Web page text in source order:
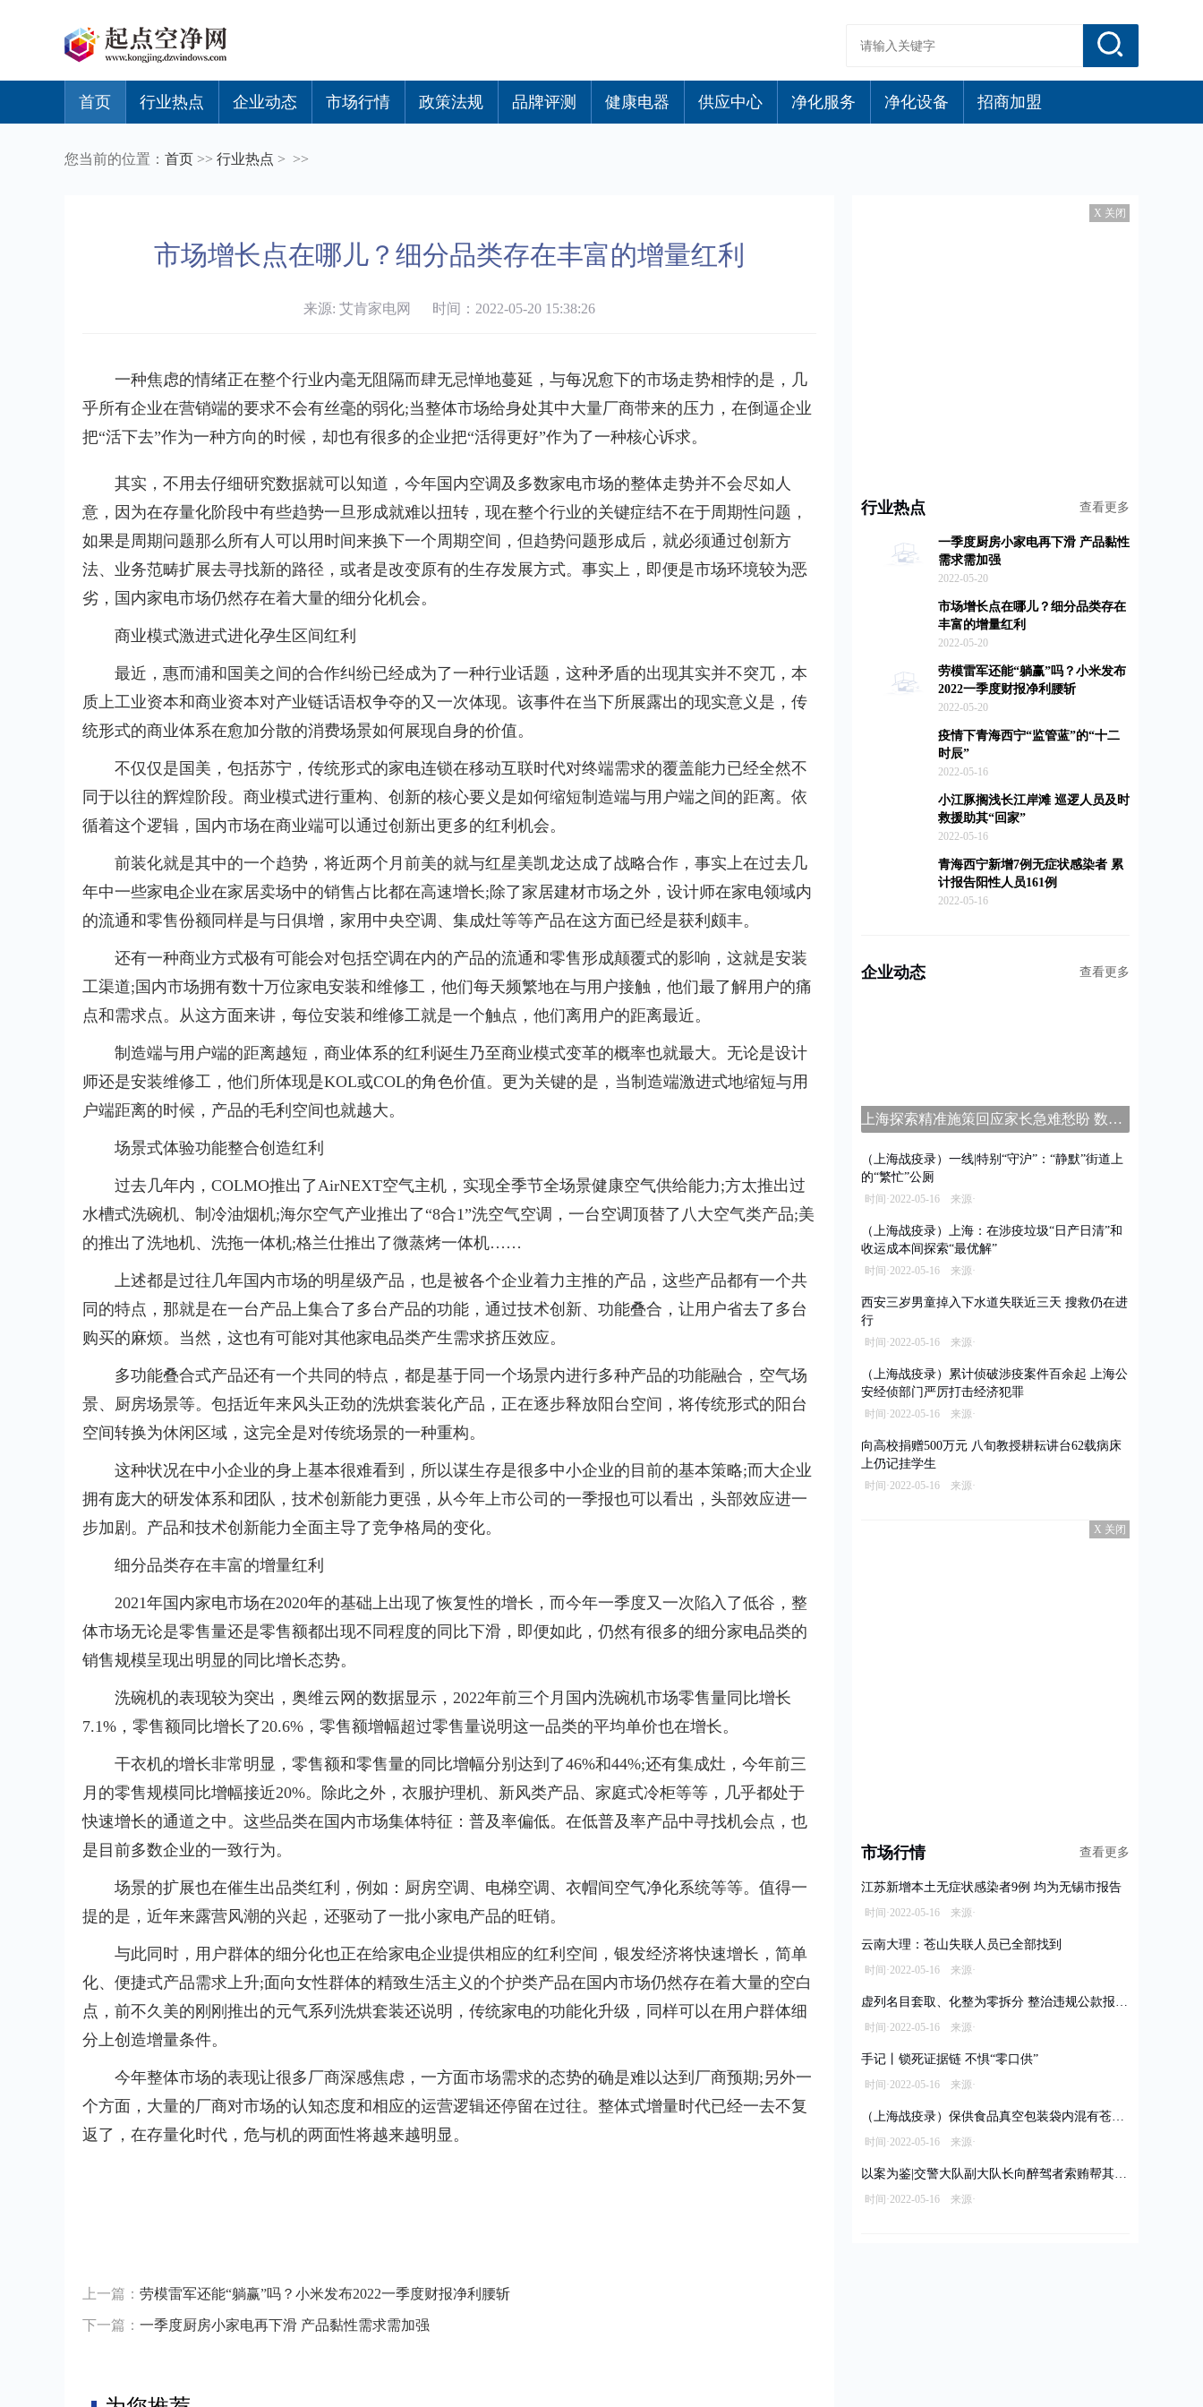
首页 行业热点 企业动态 市场行情 政策法规 品牌评测 健康电器 供应中心 净化服务 净化设备 招商加盟
您当前的位置： 首页 >> 行业热点 > >>
市场增长点在哪儿？细分品类存在丰富的增量红利
来源: 艾肯家电网 时间：2022-05-20 15:38:26
一种焦虑的情绪正在整个行业内毫无阻隔而肆无忌惮地蔓延，与每况愈下的市场走势相悖的是，几
乎所有企业在营销端的要求不会有丝毫的弱化;当整体市场给身处其中大量厂商带来的压力，在倒逼企业
把“活下去”作为一种方向的时候，却也有很多的企业把“活得更好”作为了一种核心诉求。
其实，不用去仔细研究数据就可以知道，今年国内空调及多数家电市场的整体走势并不会尽如人
意，因为在存量化阶段中有些趋势一旦形成就难以扭转，现在整个行业的关键症结不在于周期性问题，
如果是周期问题那么所有人可以用时间来换下一个周期空间，但趋势问题形成后，就必须通过创新方
法、业务范畴扩展去寻找新的路径，或者是改变原有的生存发展方式。事实上，即便是市场环境较为恶
劣，国内家电市场仍然存在着大量的细分化机会。
商业模式激进式进化孕生区间红利
最近 ，惠而浦和国美之间的合作纠纷已经成为了一种行业话题，这种矛盾的出现其实并不突兀，本
质上工业资本和商业资本对产业链话语权争夺的又一次体现。该事件在当下所展露出的现实意义是，传
统形式的商业体系在愈加分散的消费场景如何展现自身的价值。
不仅仅是国美，包括苏宁，传统形式的家电连锁在移动互联时代对终端需求的覆盖能力已经全然不
同于以往的辉煌阶段。商业模式进行重构、创新的核心要义是如何缩短制造端与用户端之间的距离。依
循着这个逻辑，国内市场在商业端可以通过创新出更多的红利机会。
前装化就是其中的一个趋势，将近两个月前美的就与红星美凯龙达成了战略合作，事实上在过去几
年中一些家电企业在家居卖场中的销售占比都在高速增长;除了家居建材市场之外，设计师在家电领域内
的流通和零售份额同样是与日俱增，家用 中央空调、集成灶等等产品在这方面已经是获利颇丰。
还有一种商业方式极有可能会对包括空调在内的产品的流通和零售形成颠覆式的影响，这就是安装
工渠道;国内市场拥有数十万位家电安装和维修工，他们每天频繁地在与用户接触，他们最了解用户的痛
点和需求点。从这方面来讲，每位安装和维修工就是一个触点，他们离用户的距离最近。
制造端与用户端的距离越短，商业体系的红利诞生乃至商业模式变革的概率也就最大。无论是设计
师还是安装维修工，他们所体现是KOL或COL的角色价值。更为关键的是，当制造端激进式地缩短与用
户端距离的时候，产品的毛利空间也就越大。
场景式体验功能整合创造红利
过去几年内，COLMO推出了AirNEXT空气主机，实现全季节全场景健康空气供给能力;方太推出过
水槽式洗碗机、制冷油烟机;海尔空气产业推出了“8合1”洗空气空调，一台空调顶替了八大空气类产品;美
的推出了洗地机、洗拖一体机;格兰仕推出了微蒸烤一体机……
上述都是过往几年国内市场的明星级产品，也是被各个企业着力主推的产品，这些产品都有一个共
同的特点，那就是在一台产品上集合了多台产品的功能，通过技术创新、功能叠合，让用户省去了多台
购买的麻烦。当然，这也有可能对其他家电品类产生需求挤压效应。
多功能叠合式产品还有一个共同的特点，都是基于同一个场景内进行多种产品的功能融合，空气场
景、厨房场景等。包括近年来风头正劲的洗烘套装化产品，正在逐步释放阳台空间，将传统形式的阳台
空间转换为休闲区域，这完全是对传统场景的一种重构。
这种状况在中小企业的身上基本很难看到，所以谋生存是很多中小企业的目前的基本策略;而大企业
拥有庞大的研发体系和团队，技术创新能力更强，从今年上市公司的一季报也可以看出，头部效应进一
步加剧。产品和技术创新能力全面主导了竞争格局的变化。
细分品类存在丰富的增量红利
2021年国内家电市场在2020年的基础上出现了恢复性的增长，而今年一季度又一次陷入了低谷，整
体市场无论是零售量还是零售额都出现不同程度的同比下滑 ，即便如此，仍然有很多的细分家电品类的
销售规模呈现出明显的同比增长态势。
洗碗机的表现较为突出，奥维云网的数据显示，2022年前三个月国内洗碗机市场零售量同比增长
7.1%，零售额同比增长了20.6%，零售额增幅超过零售量说明这一品类的平均单价也在增长。
干衣机的增长非常明显，零售额和零售量的同比增幅分别达到了46%和44%;还有集成灶，今年前三
月的零售规模同比增幅接近20%。除此之外，衣服护理机、新风类产品、家庭式冷柜等等，几乎都处于
快速增长的通道之中。这些品类在国内市场集体特征：普及率偏低。在低普及率产品中寻找机会点，也
是目前多数企业的一致行为。
场景的扩展也在催生出品类红利，例如：厨房空调、电梯空调、衣帽间空气净化系统等等。值得一
提的是， 近年来露营风潮的兴起，还驱动了一批小家电产品的旺销。
与此同时，用户群体的细分化也正在给家电企业提供相应的红利空间，银发经济将快速增长，简单
化、便捷式产品需求上升;面向女性群体的精致生活主义的个护类产品在国内市场仍然存在着大量的空白
点，前不久美的刚刚推出的元气系列洗烘套装还说明，传统家电的功能化升级，同样可以在用户群体细
分上创造增量条件。
今年整体市场的表现让很多厂商深感焦虑，一方面市场需求的态势的确是难以达到厂商预期;另外一
个方面，大量的厂商对市场的认知态度和相应的运营逻辑还停留在过往。整体式增量时代已经一去不复
返了，在存量化时代，危与机的两面性将越来越明显。
上一篇： 劳模雷军还能“躺赢”吗？小米发布2022一季度财报净利腰斩
下一篇： 一季度厨房小家电再下滑 产品黏性需求需加强
X 关闭
行业热点 查看更多
一季度厨房小家电再下滑 产品黏性
需求需加强
2022-05-20
市场增长点在哪儿？细分品类存在
丰富的增量红利
2022-05-20
劳模雷军还能“躺赢”吗？小米发布
2022一季度财报净利腰斩
2022-05-20
疫情下青海西宁“监管蓝”的“十二
时辰”
2022-05-16
小江豚搁浅长江岸滩 巡逻人员及时
救援助其“回家”
2022-05-16
青海西宁新增7例无症状感染者 累
计报告阳性人员161例
2022-05-16
企业动态 查看更多
上海探索精准施策回应家长急难愁盼 数字家长学校平台上线
（上海战疫录）一线|特别“守沪”：“静默”街道上
的“繁忙”公厕
时间·2022-05-16 来源·
（上海战疫录）上海：在涉疫垃圾“日产日清”和
收运成本间探索“最优解”
时间·2022-05-16 来源·
西安三岁男童掉入下水道失联近三天 搜救仍在进
行
时间·2022-05-16 来源·
（上海战疫录）累计侦破涉疫案件百余起 上海公
安经侦部门严厉打击经济犯罪
时间·2022-05-16 来源·
向高校捐赠500万元 八旬教授耕耘讲台62载病床
上仍记挂学生
时间·2022-05-16 来源·
X 关闭
市场行情 查看更多
江苏新增本土无症状感染者9例 均为无锡市报告
时间·2022-05-16 来源·
云南大理：苍山失联人员已全部找到
时间·2022-05-16 来源·
虚列名目套取、化整为零拆分 整治违规公款报销乱象
时间·2022-05-16 来源·
手记丨锁死证据链 不惧“零口供”
时间·2022-05-16 来源·
（上海战疫录）保供食品真空包装袋内混有苍蝇 经销商被立案调查拟罚款10万元
时间·2022-05-16 来源·
以案为鉴|交警大队副大队长向醉驾者索贿帮其脱罪
时间·2022-05-16 来源·